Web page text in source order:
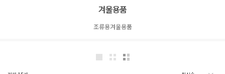
겨울용품
조류용겨울용품